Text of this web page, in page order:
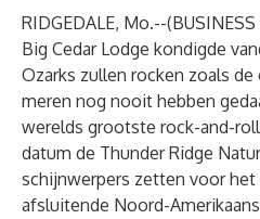
RIDGEDALE, Mo.--(
Big Cedar Lodge kondigde
Ozarks zullen rocken zoals
meren nog nooit hebben
werelds grootste rock-and-
datum de Thunder Ridge
schijnwerpers zetten voor
afsluitende Noord-